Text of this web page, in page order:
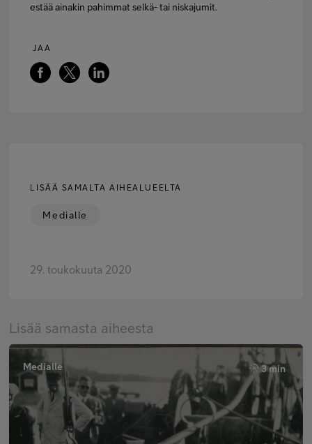
estää ainakin pahimmat selkä- tai niskajumit.
JAA
Lisää samasta aiheesta
Medialle 3 min
LISÄÄ SAMALTA AIHEALUEELTA
Medialle
29. toukokuuta 2020